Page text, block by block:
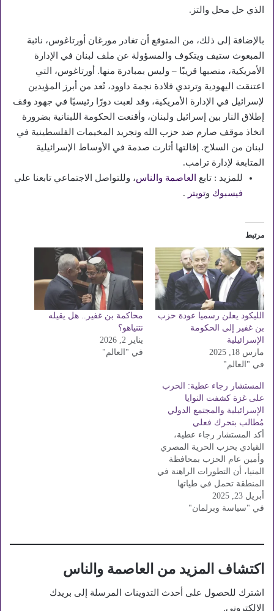
الذي حل محل والتز.
بالإضافة إلى ذلك، من المتوقع أن تغادر مورغان أورتاغوس، نائبة
المبعوث ستيف ويتكوف والمسؤولة عن ملف لبنان في الإدارة
الأمريكية، منصبها قريبًا – وليس بمبادرة منها. أورتاغوس، التي
اعتنقت اليهودية وترتدي قلادة نجمة داوود، تُعد من أبرز المؤيدين
لإسرائيل في الإدارة الأمريكية، وقد لعبت دورًا رئيسيًا في جهود وقف
إطلاق النار بين إسرائيل ولبنان، وأقنعت الحكومة اللبنانية بضرورة
اتخاذ موقف صارم ضد حزب الله وتجريد المخيمات الفلسطينية في
لبنان من السلاح. إقالتها أثارت صدمة في الأوساط الإسرائيلية
المتابعة لإدارة ترامب.
للمزيد : تابع
العاصمة والناس، وللتواصل الاجتماعي تابعنا علي
فيسبوك وتويتر .
مرتبط
الليكود يعلن رسميا عودة حزب
بن غفير إلى الحكومة
الإسرائيلية
مارس 18, 2025
في "العالم"
محاكمة بن غفير.. هل يقيله
نتنياهو؟
يناير 2, 2026
في "العالم"
المستشار رجاء عطية: الحرب
على غزة كشفت النوايا
الإسرائيلية والمجتمع الدولي
مُطالب بتحرك فعلي
أكد المستشار رجاء عطية،
القيادي بحزب الحرية المصري
وأمين عام الحزب بمحافظة
المنيا، أن التطورات الراهنة في
المنطقة تحمل في طياتها
مخاطر شديدة، في ظل
العدوان الإسرائيلي المستمر
وتهجيره من أرضه، في خطوة
النوايا الحقيقية لإسرائيلية.
أبريل 23, 2025
في "سياسة وبرلمان"
اكتشاف المزيد من العاصمة والناس
اشترك للحصول على أحدث التدوينات المرسلة إلى بريدك
الإلكتروني.